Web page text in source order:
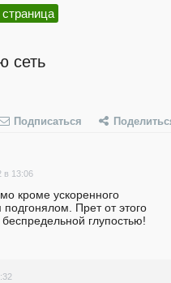
сеть
Подписаться
в 13:06
кроме ускоренного
Прет от этого
глупостью!